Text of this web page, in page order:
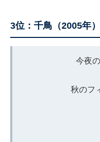
3位：千鳥（2005年
今夜
秋のフ